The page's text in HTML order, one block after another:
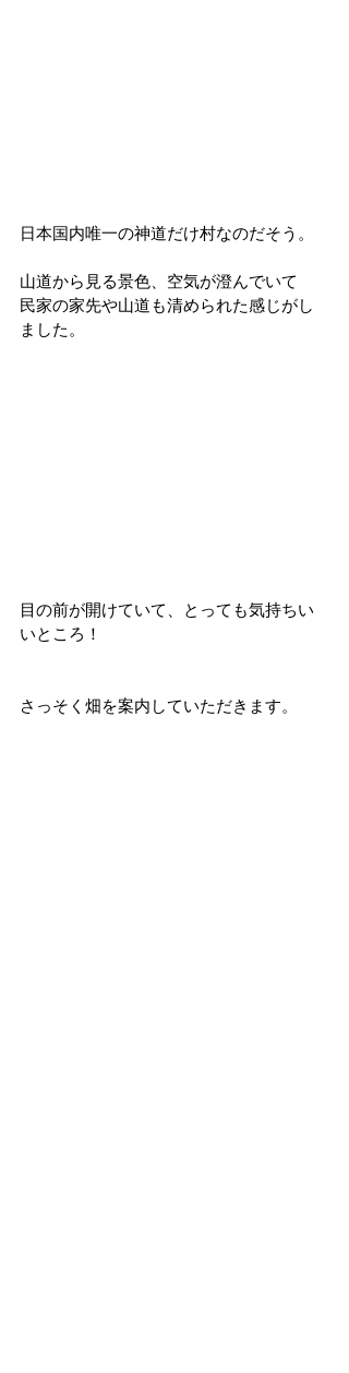
日本国内唯一の神道だけ村なのだそう。
山道から見る景色、空気が澄んでいて
民家の家先や山道も清められた感じがし
ました。
目の前が開けていて、とっても気持ちい
いところ！
さっそく畑を案内していただきます。